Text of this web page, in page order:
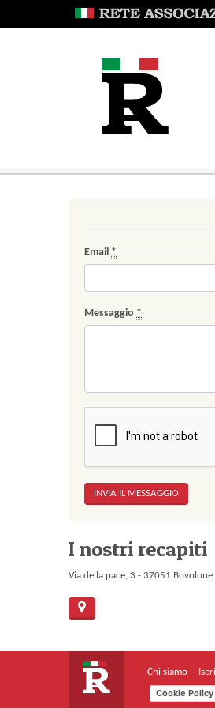
Email *
Messaggio *
I nostri recapiti
Via della pace, 3 - 37051 Bovolone
Chi siamo
Cookie Policy